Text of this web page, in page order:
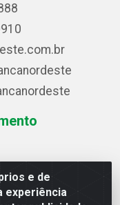
e de
experiência